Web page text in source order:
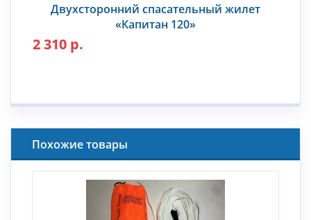
Двухсторонний спасательный жилет
«Капитан 120»
2 310 р.
Похожие товары